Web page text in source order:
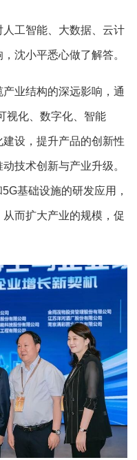
工智能、大数据、云计
沈小平悉心做了解答。
业结构的深远影响，通
视化、数字化、智能
设，提升产品的创新性
技术创新与产业升级。
基础设施的研发应用，
而扩大产业的规模，促